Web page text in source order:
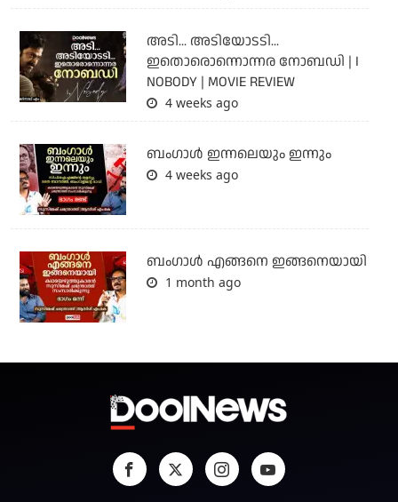
അടി... അടിയോടടി...
ഇതൊരൊന്നൊന്നര നോബഡി | I
NOBODY | MOVIE REVIEW
4 weeks ago
ബംഗാള്‍ ഇന്നലെയും ഇന്നും
4 weeks ago
ബം​ഗാൾ എങ്ങനെ ഇങ്ങനെയായി
1 month ago